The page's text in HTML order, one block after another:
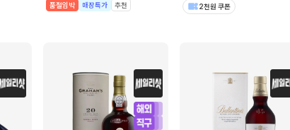
품절임박 매장특가 추천 2천원 쿠폰